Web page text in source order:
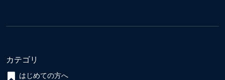
カテゴリ
はじめての方へ